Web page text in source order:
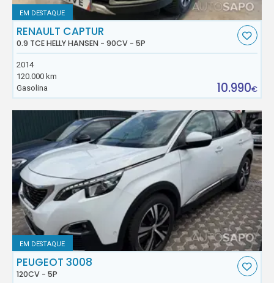
EM DESTAQUE
RENAULT CAPTUR
0.9 TCE HELLY HANSEN - 90CV - 5P
2014
120.000 km
Gasolina
10.990€
EM DESTAQUE
PEUGEOT 3008
120CV - 5P